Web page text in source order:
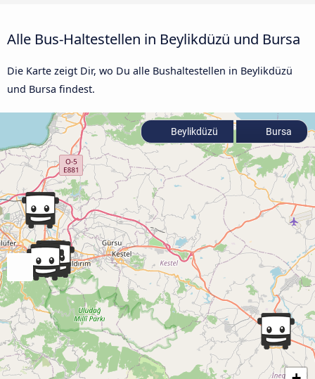
Alle Bus-Haltestellen in Beylikdüzü und Bursa
Die Karte zeigt Dir, wo Du alle Bushaltestellen in Beylikdüzü
und Bursa findest.
Beylikdüzü Bursa